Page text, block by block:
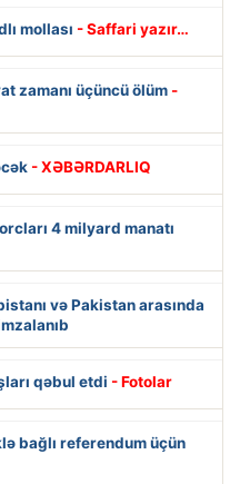
mollası - Saffari yazır…
zamanı üçüncü ölüm -
- XƏBƏRDARLIQ
4 milyard manatı
və Pakistan arasında
qəbul etdi - Fotolar
bağlı referendum üçün